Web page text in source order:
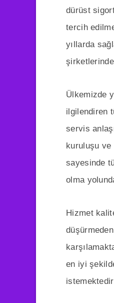
dürüst
tercih
yıllarda
Ülkemizde
ilgilendiren
servis
kuruluşu ve
sayesinde
olma
Hizmet
en iyi